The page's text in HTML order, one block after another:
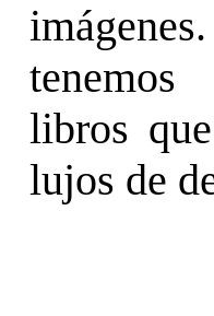
libros
lujos de